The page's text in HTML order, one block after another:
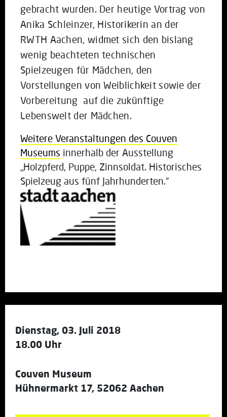
gebracht wurden. Der heutige Vortrag von
Anika Schleinzer, Historikerin an der
RWTH Aachen, widmet sich den bislang
wenig beachteten technischen
Spielzeugen für Mädchen, den
Vorstellungen von Weiblichkeit sowie der
Vorbereitung auf die zukünftige
Lebenswelt der Mädchen.
Weitere Veranstaltungen des Couven
Museums innerhalb der Ausstellung
„Holzpferd, Puppe, Zinnsoldat. Historisches
Spielzeug aus fünf Jahrhunderten.“
Dienstag, 03. Juli 2018
18.00 Uhr
Couven Museum
Hühnermarkt 17, 52062 Aachen